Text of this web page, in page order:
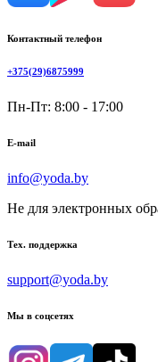
Контактный телефон
+375(29)6875999
Пн-Пт: 8:00 - 17:00
E-mail
info@yoda.by
Не для электронных
Тех. поддержка
support@yoda.by
Мы в соцсетях